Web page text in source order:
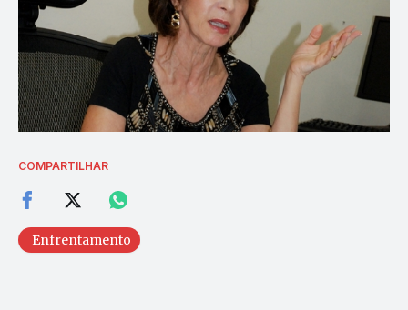
COMPARTILHAR
Enfrentamento